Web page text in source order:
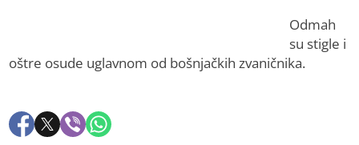
Odmah
su stigle i
oštre osude uglavnom od bošnjačkih zvaničnika.